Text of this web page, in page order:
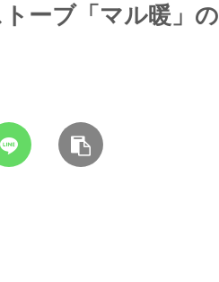
ーブ「マル暖」の